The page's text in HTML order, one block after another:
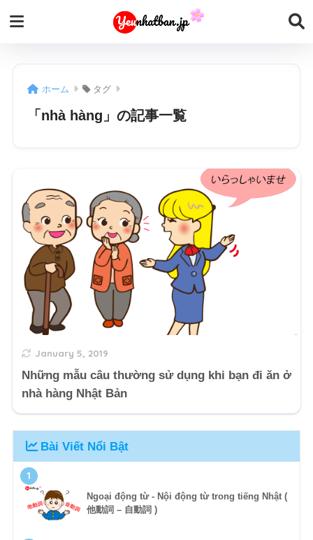
ホーム タグ
「nhà hàng」の記事一覧
January 5, 2019
Những mẫu câu thường sử dụng khi bạn đi ăn ở
nhà hàng Nhật Bản
Bài Viết Nổi Bật
1
Ngoại động từ - Nội động từ trong tiếng Nhật (
他動詞 – 自動詞 )